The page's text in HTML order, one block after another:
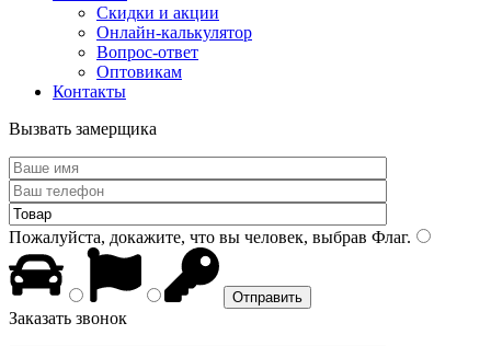
Скидки и акции
Онлайн-калькулятор
Вопрос-ответ
Оптовикам
Контакты
Вызвать замерщика
Пожалуйста, докажите, что вы человек, выбрав Флаг.
Заказать звонок